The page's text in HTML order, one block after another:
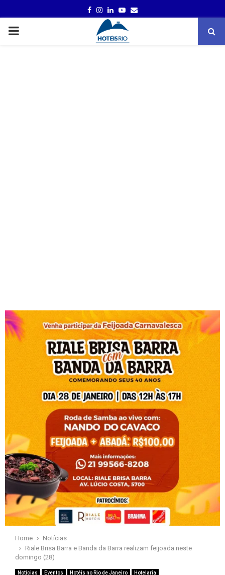
FACEBOOK
INSTAGRAM
LINKEDINYOUTUBE
EMAIL
PRIMARY
Home
Notícias
Riale Brisa Barra e Banda da Barra realizam feijoada neste
domingo (28)
Notícias Eventos Hotéis no Rio de Janeiro Hotelaria